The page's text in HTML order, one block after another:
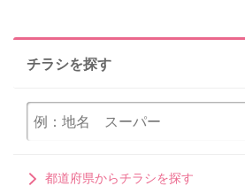
チラシを探す
都道府県からチラシを探す